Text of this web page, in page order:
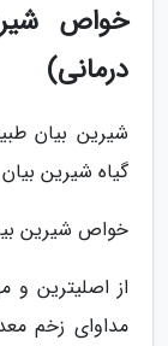
خواص
درمانی)
شیرین بیان
گیاه شیرین بیان
خواص شیرین
از اصلیترین و
مداوای زخم